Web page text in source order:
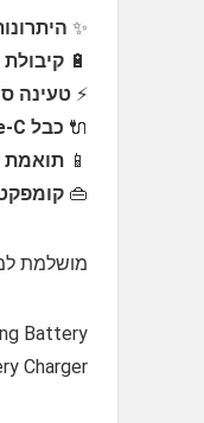
✨
🔋
⚡ טעינה
🔌 כבל Type-C מובנה
📱 תואמת
👜
מושלמת
Battery
Charger